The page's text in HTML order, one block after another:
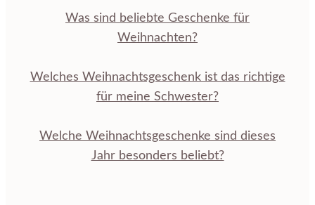
Was sind beliebte Geschenke für
Weihnachten?
Welches Weihnachtsgeschenk ist das richtige
für meine Schwester?
Welche Weihnachtsgeschenke sind dieses
Jahr besonders beliebt?